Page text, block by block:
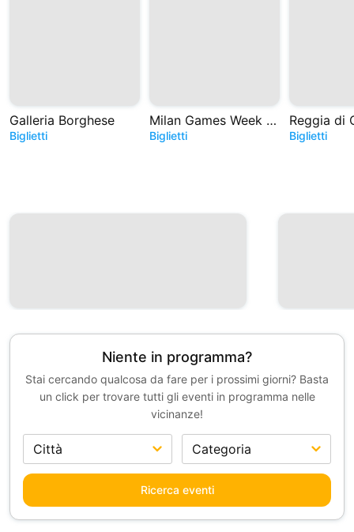
Galleria Borghese
Biglietti
Milan Games Week e Cartoomics 2026
Biglietti
Reggia di
Biglietti
Niente in programma?
Stai cercando qualcosa da fare per i prossimi giorni? Basta
un click per trovare tutti gli eventi in programma nelle
vicinanze!
Ricerca eventi